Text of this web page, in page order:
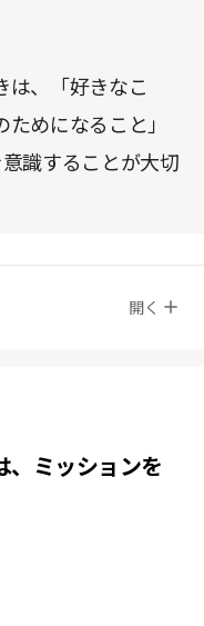
は、「好きなこ
めになること」
識することが大切
開く
、ミッションを